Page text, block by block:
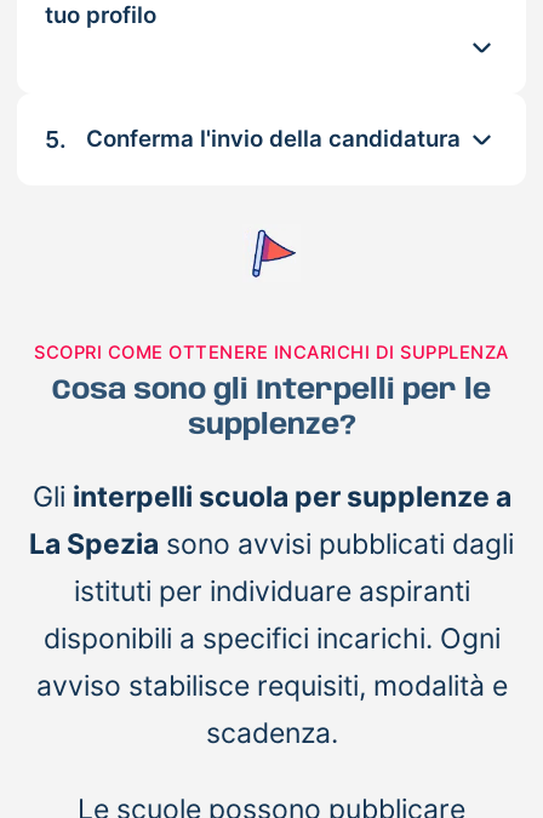
tuo profilo
5. Conferma l'invio della candidatura
SCOPRI COME OTTENERE INCARICHI DI SUPPLENZA
Cosa sono gli Interpelli per le
supplenze?
Gli interpelli scuola per supplenze a
La Spezia sono avvisi pubblicati dagli
istituti per individuare aspiranti
disponibili a specifici incarichi. Ogni
avviso stabilisce requisiti, modalità e
scadenza.
Le scuole possono pubblicare